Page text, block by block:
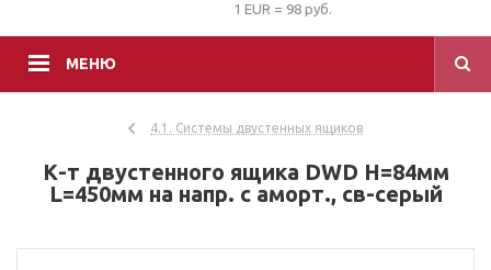
МЕНЮ
1 EUR = 98 руб.
4.1. Системы двустенных ящиков
К-т двустенного ящика DWD H=84мм
L=450мм на напр. с аморт., св-серый